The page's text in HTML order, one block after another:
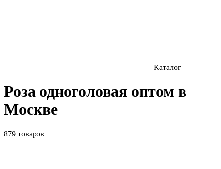
Каталог
Роза одноголовая оптом в
Москве
879 товаров